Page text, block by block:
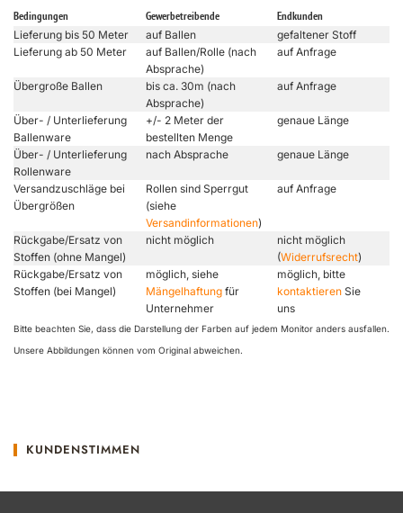
Bedingungen Gewerbetreibende Endkunden
Lieferung bis 50 Meter auf Ballen
gefaltener Stoff
Lieferung ab 50 Meter
auf Ballen/Rolle (nach
Absprache)
auf Anfrage
Übergroße Ballen
bis ca. 30m (nach
Absprache)
auf Anfrage
Über- / Unterlieferung
Ballenware
+/- 2 Meter der
bestellten Menge
genaue Länge
Über- / Unterlieferung
Rollenware
nach Absprache genaue Länge
Versandzuschläge bei
Übergrößen
Rollen sind Sperrgut
(siehe
Versandinformationen)
auf Anfrage
Rückgabe/Ersatz von
Stoffen (ohne Mangel)
nicht möglich
nicht möglich
(Widerrufsrecht)
Rückgabe/Ersatz von
Stoffen (bei Mangel)
möglich, siehe
Mängelhaftung für
Unternehmer
möglich, bitte
kontaktieren Sie
uns
Bitte beachten Sie, dass die Darstellung der Farben auf jedem Monitor anders ausfallen.
Unsere Abbildungen können vom Original abweichen.
KUNDENSTIMMEN